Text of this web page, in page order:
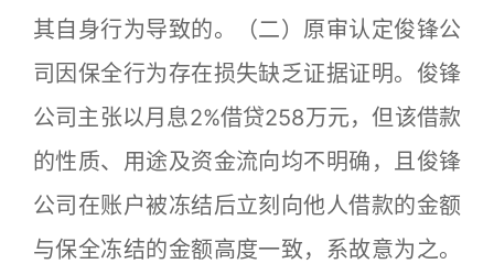
其自身行为导致的。（二）原审认定俊锋公
司因保全行为存在损失缺乏证据证明。俊锋
公司主张以月息2%借贷258万元，但该借款
的性质、用途及资金流向均不明确，且俊锋
公司在账户被冻结后立刻向他人借款的金额
与保全冻结的金额高度一致，系故意为之。